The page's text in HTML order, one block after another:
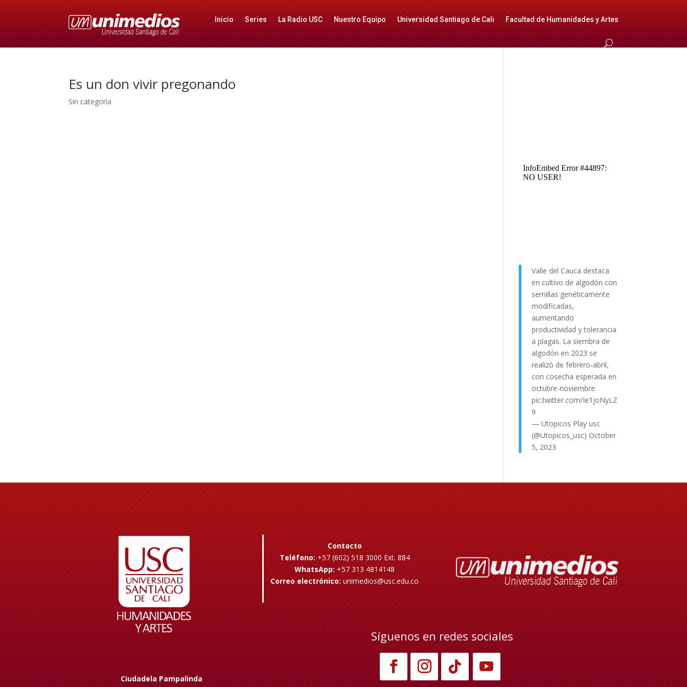
Inicio Series La Radio USC Nuestro Equipo Universidad Santiago de Cali Facultad de Humanidades y Artes
Es un don vivir pregonando
Sin categoría
Valle del Cauca destaca
en cultivo de algodón con
semillas genéticamente
modificadas,
aumentando
productividad y tolerancia
a plagas. La siembra de
algodón en 2023 se
realizó de febrero-abril,
con cosecha esperada en
octubre-noviembre.
pic.twitter.com/Ie1joNyLZ
9
— Utopicos Play usc
(@Utopicos_usc) October
5, 2023
Ciudadela Pampalinda
Contacto
Teléfono: +57 (602) 518 3000 Ext. 884
WhatsApp: +57 313 4814148
Correo electrónico: unimedios@usc.edu.co
Síguenos en redes sociales